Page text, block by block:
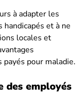
à adapter les
et à ne
locales et
pour maladie.
des employés